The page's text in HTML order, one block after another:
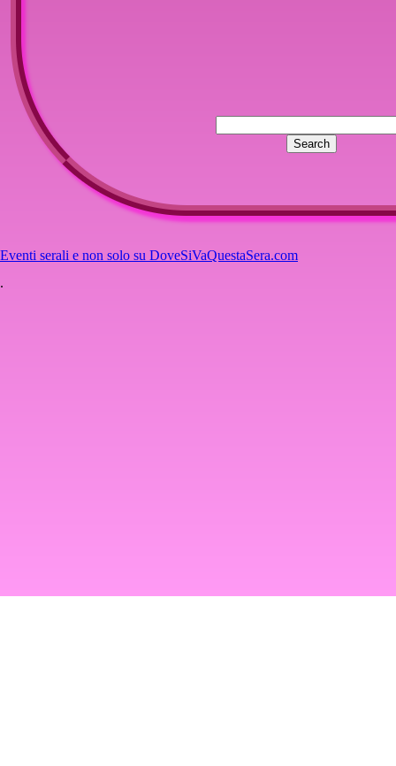
Eventi serali e non solo su DoveSiVaQuestaSera.com
.